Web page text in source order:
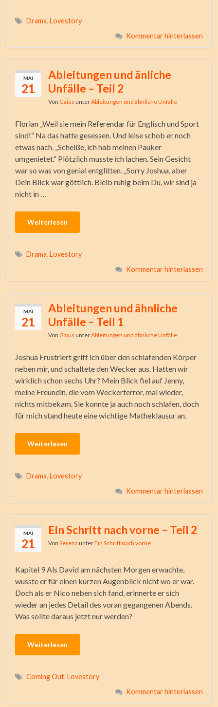
Drama, Lovestory
Kommentar hinterlassen
MAI
21
Ableitungen und änliche
Unfälle – Teil 2
Von Gaius unterAbleitungen und ähnliche Unfälle
Florian „Weil sie mein Referendar für Englisch und Sport
sind!“ Na das hatte gesessen. Und leise schob er noch
etwas nach. „Scheiße, ich hab meinen Pauker
umgenietet.“ Plötzlich musste ich lachen. Sein Gesicht
war so was von genial entglitten. „Sorry Joshua, aber
Dein Blick war göttlich. Bleib ruhig beim Du, wir sind ja
nicht in …
Weiterlesen
Drama, Lovestory
Kommentar hinterlassen
MAI
21
Ableitungen und ähnliche
Unfälle – Teil 1
Von Gaius unterAbleitungen und ähnliche Unfälle
Joshua Frustriert griff ich über den schlafenden Körper
neben mir, und schaltete den Wecker aus. Hatten wir
wirklich schon sechs Uhr? Mein Blick fiel auf Jenny,
meine Freundin, die vom Weckerterror, mal wieder,
nichts mitbekam. Sie konnte ja auch noch schlafen, doch
für mich stand heute eine wichtige Matheklausur an.
Weiterlesen
Drama, Lovestory
Kommentar hinterlassen
MAI
21
Ein Schritt nach vorne – Teil 2
Von Serena unterEin Schritt nach vorne
Kapitel 9 Als David am nächsten Morgen erwachte,
wusste er für einen kurzen Augenblick nicht wo er war.
Doch als er Nico neben sich fand, erinnerte er sich
wieder an jedes Detail des voran gegangenen Abends.
Was sollte daraus jetzt nur werden?
Weiterlesen
Coming Out, Lovestory
Kommentar hinterlassen